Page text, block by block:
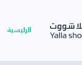
الرئيسية